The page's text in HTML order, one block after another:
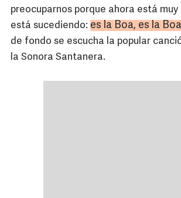
preocuparnos porque ahora está muy
está sucediendo: es la Boa, es la Boa
de fondo se escucha la popular
la Sonora Santanera.